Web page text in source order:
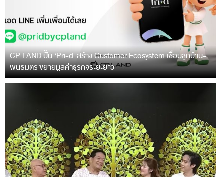
CP LAND ปั้น ‘Pri-d’ สร้าง Customer Ecosystem เชื่อมลูกบ้าน-
พันธมิตร ขยายมูลค่าธุรกิจระยะยาว